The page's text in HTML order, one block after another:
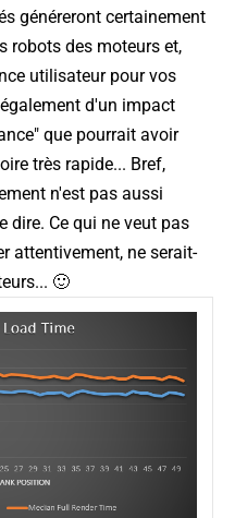
généreront certainement
robots des moteurs et,
utilisateur pour vos
d'un impact
que pourrait avoir
très rapide... Bref,
n'est pas aussi
dire. Ce qui ne veut pas
attentivement, ne serait-
🙂